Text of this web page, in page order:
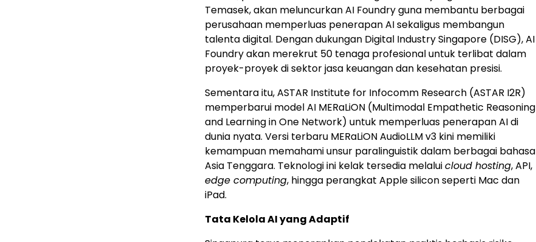
Temasek, akan meluncurkan AI Foundry guna membantu berbagai
perusahaan memperluas penerapan AI sekaligus membangun
talenta digital. Dengan dukungan Digital Industry Singapore (DISG), AI
Foundry akan merekrut 50 tenaga profesional untuk terlibat dalam
proyek-proyek di sektor jasa keuangan dan kesehatan presisi.
Sementara itu, ASTAR Institute for Infocomm Research (ASTAR I2R)
memperbarui model AI MERaLiON (Multimodal Empathetic Reasoning
and Learning in One Network) untuk memperluas penerapan AI di
dunia nyata. Versi terbaru MERaLiON AudioLLM v3 kini memiliki
kemampuan memahami unsur paralinguistik dalam berbagai bahasa
Asia Tenggara. Teknologi ini kelak tersedia melaluicloud hosting, API,
edge computing, hingga perangkat Apple silicon seperti Mac dan
iPad.
Tata Kelola AI yang Adaptif